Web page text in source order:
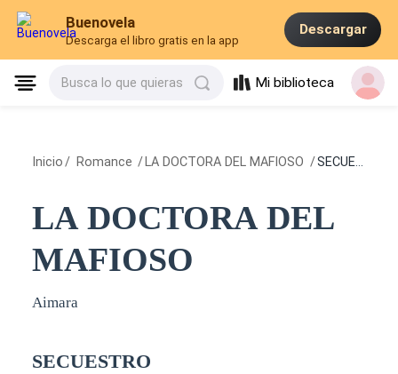
Buenovela
Descarga el libro gratis en la app
Descargar
Busca lo que quieras Mi biblioteca
Inicio / Romance / LA DOCTORA DEL MAFIOSO /SECUESTRO
LA DOCTORA DEL
MAFIOSO
Aimara
SECUESTRO